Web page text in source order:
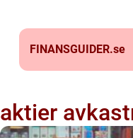
FINANSGUIDER.se
aktier